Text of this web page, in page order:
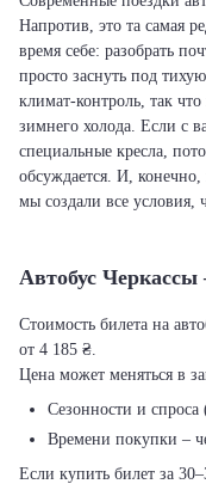
Напротив, это та самая
время себе: разобрать
просто заснуть под
климат-контроль, так
зимнего холода. Если с
специальные кресла,
обсуждается. И, конечно,
мы создали все условия,
Автобус Черкассы
Стоимость билета на
от 4 185 ₴.
Цена может меняться в
Сезонности и
Времени покупки –
Если купить билет за